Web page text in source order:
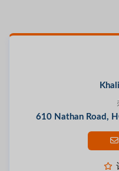
610 Nathan Road,